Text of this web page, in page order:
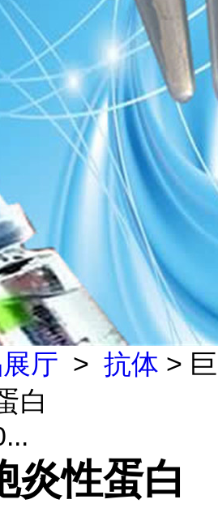
厅 > 抗体 > 巨
白
炎性蛋白